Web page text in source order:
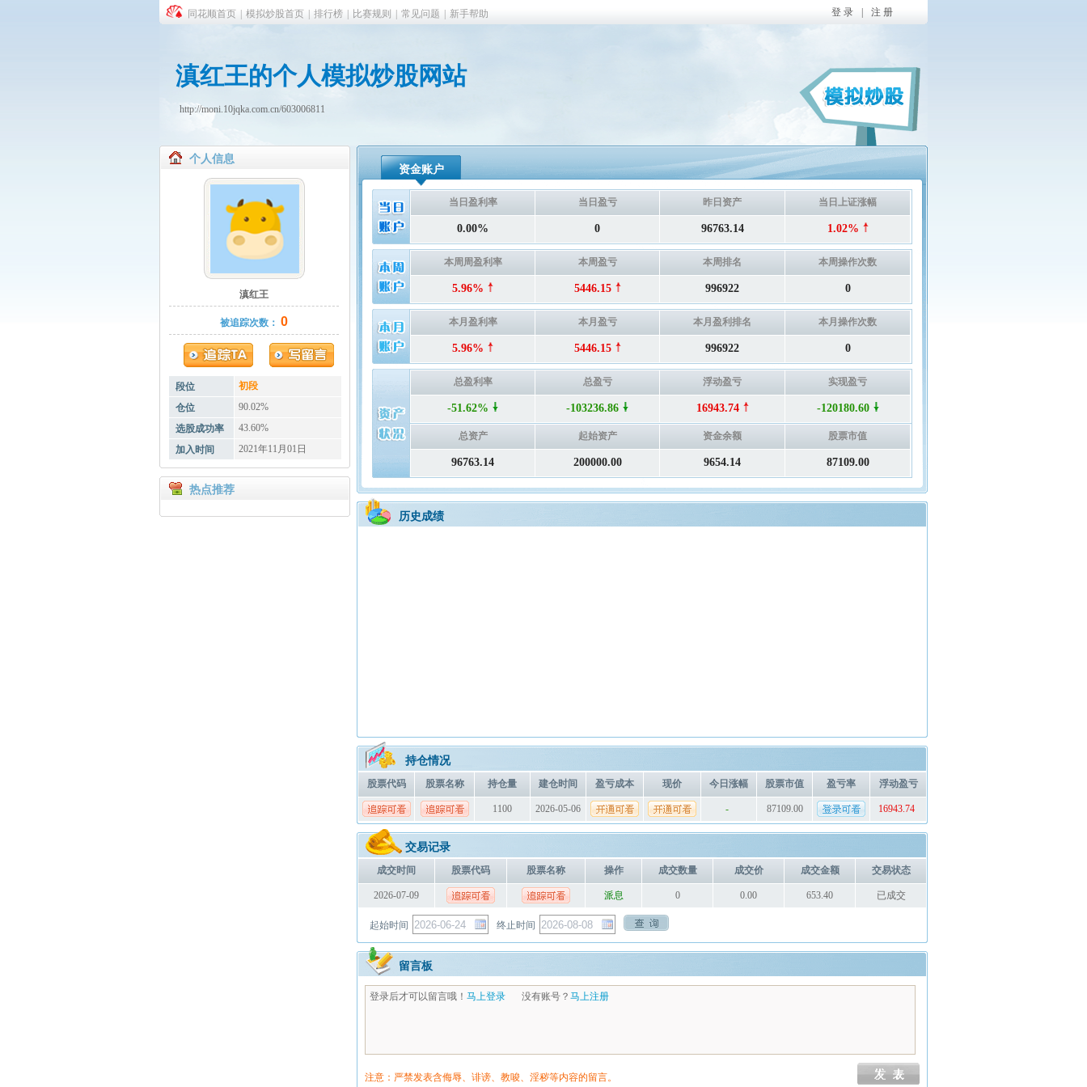
登 录 注 册
同花顺首页 模拟炒股首页 排行榜 比赛规则 常见问题 新手帮助
滇红王的个人模拟炒股网站
http://moni.10jqka.com.cn/603006811
个人信息
滇红王
被追踪次数： 0
段位
初段
仓位
90.02%
选股成功率
43.60%
加入时间
2021年11月01日
热点推荐
资金账户
当日盈利率 当日盈亏 昨日资产 当日上证涨幅
0.00% 0 96763.14 1.02%
本周周盈利率 本周盈亏 本周排名 本周操作次数
5.96% 5446.15 996922 0
本月盈利率 本月盈亏 本月盈利排名 本月操作次数
5.96% 5446.15 996922 0
总盈利率 总盈亏 浮动盈亏 实现盈亏
-51.62% -103236.86 16943.74 -120180.60
总资产 起始资产 资金余额 股票市值
96763.14 200000.00 9654.14 87109.00
历史成绩
持仓情况
股票代码 股票名称 持仓量 建仓时间 盈亏成本 现价 今日涨幅 股票市值 盈亏率 浮动盈亏
1100 2026-05-06 - 87109.00 16943.74
交易记录
成交时间 股票代码 股票名称 操作 成交数量 成交价 成交金额 交易状态
2026-07-09 派息 0 0.00 653.40 已成交
起始时间 终止时间
留言板
登录后才可以留言哦！ 马上登录 没有账号？ 马上注册
注意：严禁发表含侮辱、诽谤、教唆、淫秽等内容的留言。